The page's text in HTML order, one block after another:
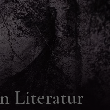
Literatur